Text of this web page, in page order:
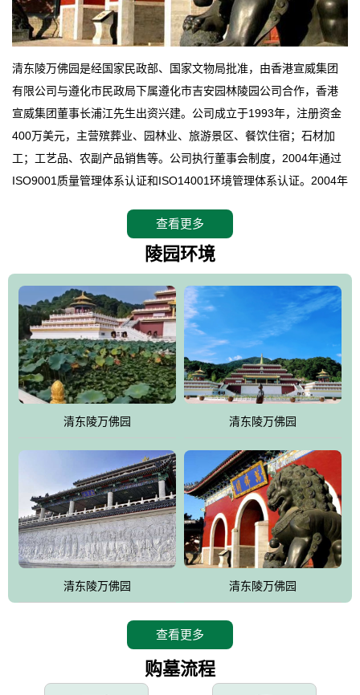
清东陵万佛园是经国家民政部、国家文物局批准，由香港宣威集团
有限公司与遵化市民政局下属遵化市吉安园林陵园公司合作，香港
宣威集团董事长浦江先生出资兴建。公司成立于1993年，注册资金
400万美元，主营殡葬业、园林业、旅游景区、餐饮住宿；石材加
工；工艺品、农副产品销售等。公司执行董事会制度，2004年通过
ISO9001质量管理体系认证和ISO14001环境管理体系认证。2004年
拥有4A级旅游区头衔的花园式陵园，园内建有四星级酒店一座。
万佛园位于遵化市境内，座落在世界文化遗产清东陵地形墙内，地
形绝佳，地理位置优越，交通便利。公司以“建设全国顶级人生后花
园、打造佛教精品旅游圣地”为目标，以海外归侨、国内外知名人士
的墓地安葬、祭祀吊亡并结合旅游参观构成其主要使用功能；以苍
郁绚丽、优雅宜人的园林景观构成其外部形象。通过墓园建设与造
园手法相结合的默契操作，建成一处特色鲜明、服务周全、环境优
美、民族风格突出，与周边文物古迹交相呼应的极具吸引力的花园
式园林。
万佛园工程一期占地448亩，目前完成投资近12亿元人民币，园区采
用全仿古式建筑，寻求与世界文化遗产地清东陵的和谐统一，在园
区建设中寻求陵园建设与景区建设的有机融合，充分发挥独一无二
的地形优势，打造现代艺术园林，建设旅游景观、寺庙、酒店等综
合服务设施，服务于陵园经营，使企业的多元化经营项目相互依
托、相互促进，园区绿化覆盖率达90%。
设计建造各种墓地墓位3万个；主体建筑金宝塔，墓位容量8万个，
能适应不同消费阶层的需求，为客户提供墓碑设计制作服务、特色
查看更多
陵园环境
清东陵万佛园 清东陵万佛园
清东陵万佛园 清东陵万佛园
查看更多
购墓流程